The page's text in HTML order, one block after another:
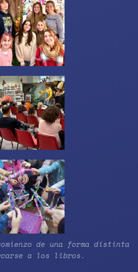
de una forma distinta
a los libros.